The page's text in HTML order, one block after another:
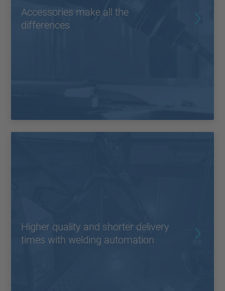
Accessories make all the
differences
Higher quality and shorter delivery
times with welding automation